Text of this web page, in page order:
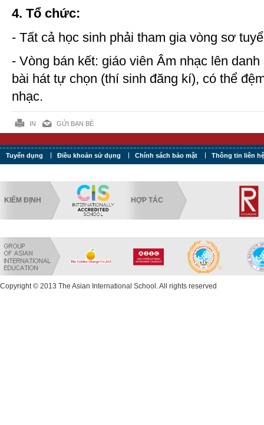
4. Tổ chức:
- Tất cả học sinh phải tham gia vòng sơ
- Vòng bán kết: giáo viên Âm nhạc lên
bài hát tự chọn (thí sinh đăng kí), có thể
nhạc.
IN GỬI BẠN BÈ
Tuyển dụng Điều khoản sử dụng Chính sách bảo mật Thông tin liên hệ
KIỂM ĐỊNH HỢP TÁC
Copyright © 2013 The Asian International School. All rights reserved